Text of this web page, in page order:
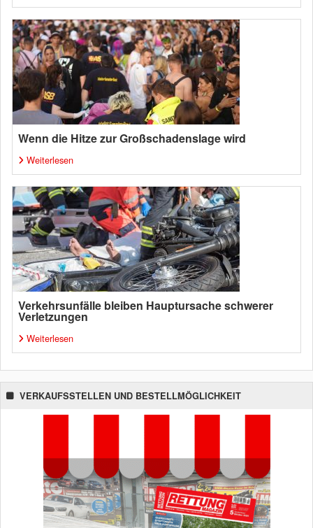
Wenn die Hitze zur Großschadenslage wird
Weiterlesen
Verkehrsunfälle bleiben Hauptursache schwerer
Verletzungen
Weiterlesen
VERKAUFSSTELLEN UND BESTELLMÖGLICHKEIT